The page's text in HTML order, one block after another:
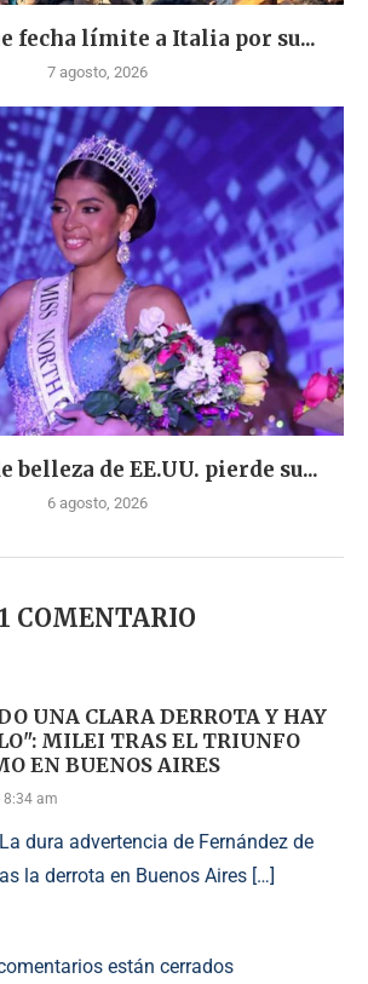
fecha límite a Italia por su...
7 agosto, 2026
belleza de EE.UU. pierde su...
6 agosto, 2026
1 COMENTARIO
UNA CLARA DERROTA Y HAY
MILEI TRAS EL TRIUNFO
EN BUENOS AIRES
8:34 am
dura advertencia de Fernández de
la derrota en Buenos Aires […]
están cerrados